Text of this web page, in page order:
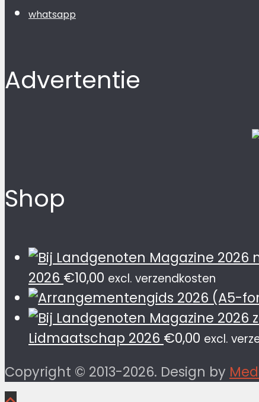
whatsapp
Advertentie
Shop
2026 €10,00 excl. verzendkosten
Lidmaatschap 2026 €0,00 excl.
Copyright © 2013-2026. Design by